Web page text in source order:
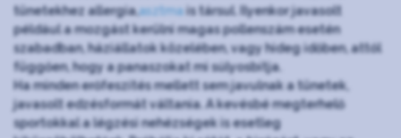
tünetekhez allergia,asztmais társul. Ilyenkor javasolt
például a mozgást kerülni magas pollenszám esetén
szabadban, háziállatok közelében, vagy hideg időben, attól
függően, hogy a panaszokat mi súlyosbítja.
Ha minden erőfeszítés mellett sem javulnak a tünetek,
javasolt edzésformát váltania. A kevésbé megterhelő
sportokkal a légzési nehézségek is esetleg